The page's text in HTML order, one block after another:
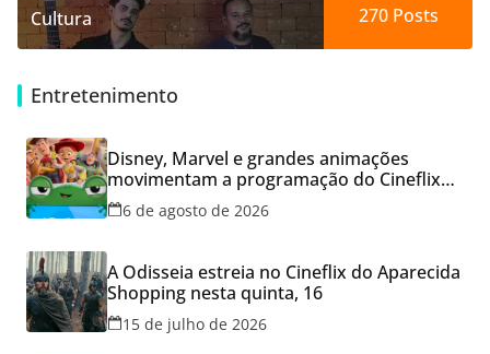
Cultura 270Posts
Entretenimento
Disney, Marvel e grandes animações
movimentam a programação do Cineflix
do Aparecida Shopping
6 de agosto de 2026
A Odisseia estreia no Cineflix do Aparecida
Shopping nesta quinta, 16
15 de julho de 2026